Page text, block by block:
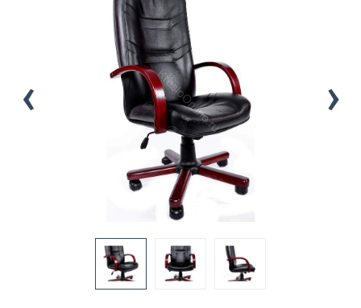
‹ ›